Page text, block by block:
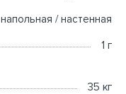
напольная / настенная
1 г
35 кг